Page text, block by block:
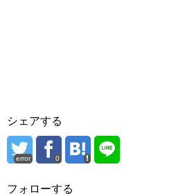
シェアする
error 0
フォローする